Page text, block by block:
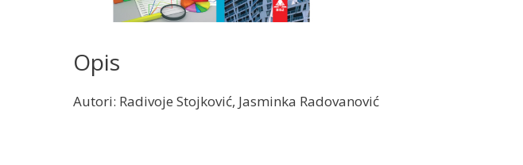
Opis
Autori: Radivoje Stojković, Jasminka Radovanović